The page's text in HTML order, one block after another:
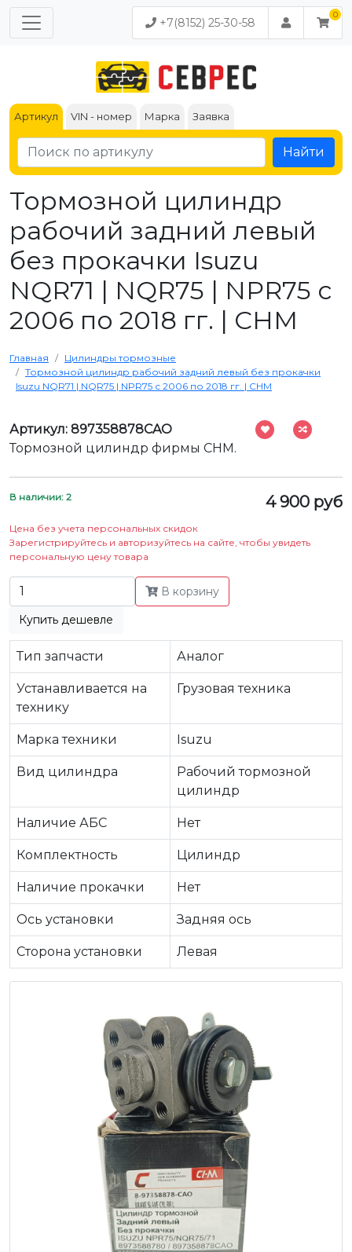
+7(8152) 25-30-58
Артикул VIN - номер Марка Заявка
Найти
Тормозной цилиндр
рабочий задний левый
без прокачки Isuzu
NQR71 | NQR75 | NPR75 с
2006 по 2018 гг. | CHM
Главная
Цилиндры тормозные
Тормозной цилиндр рабочий задний левый без прокачки
Isuzu NQR71 | NQR75 | NPR75 с 2006 по 2018 гг. | CHM
Артикул: 897358878CAO
Тормозной цилиндр фирмы CHM.
В наличии: 2 4 900 руб
Цена без учета персональных скидок
Зарегистрируйтесь и авторизуйтесь на сайте, чтобы увидеть
персональную цену товара
В корзину
Купить дешевле
Тип запчасти Аналог
Устанавливается на
технику
Грузовая техника
Марка техники Isuzu
Вид цилиндра
Рабочий тормозной
цилиндр
Наличие АБС Нет
Комплектность Цилиндр
Наличие прокачки Нет
Ось установки Задняя ось
Сторона установки Левая